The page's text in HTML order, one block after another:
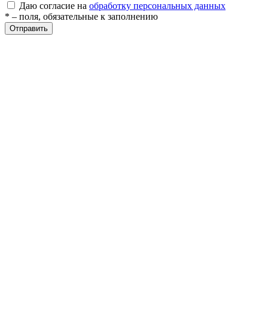
Даю согласие на обработку персональных данных
* – поля, обязательные к заполнению
Отправить